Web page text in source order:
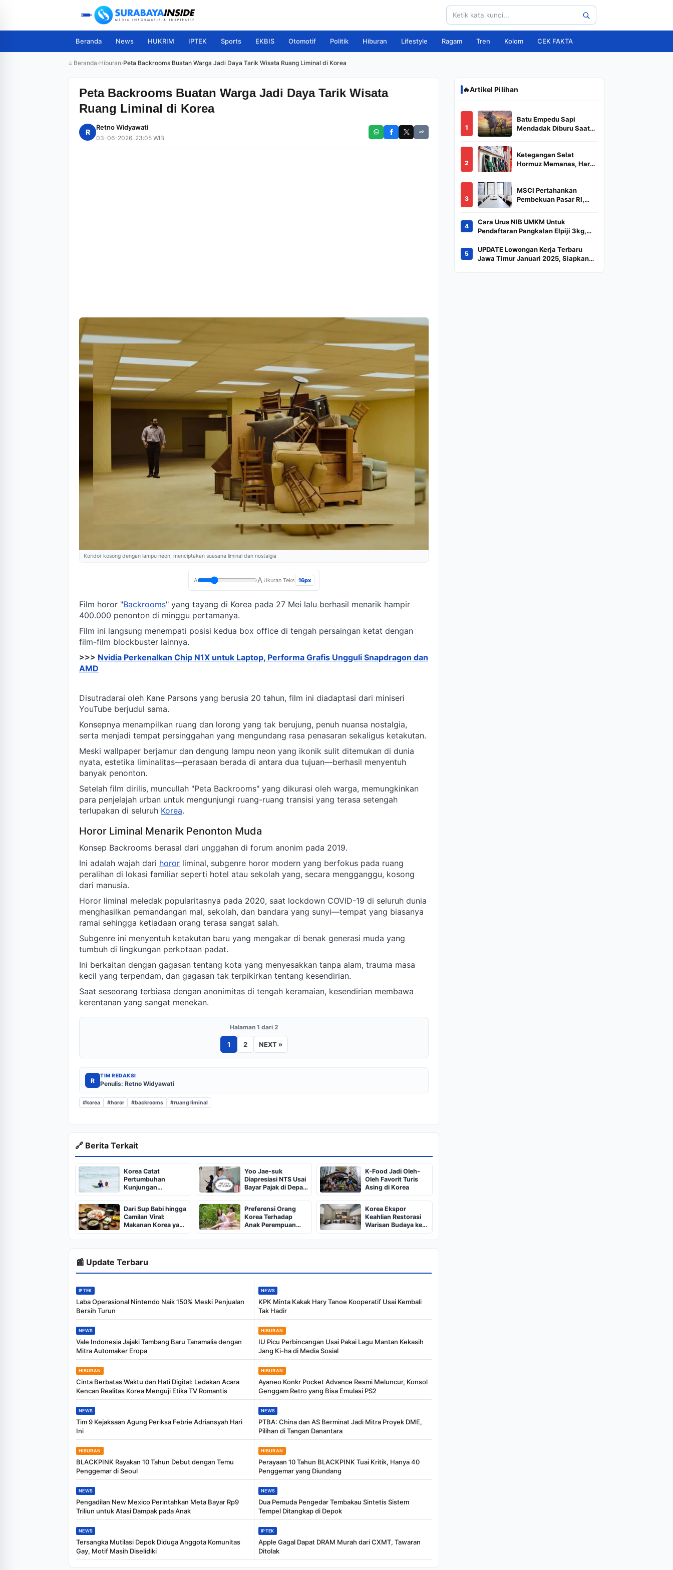
Beranda News HUKRIM IPTEK Sports EKBIS Otomotif Politik Hiburan Lifestyle Ragam Tren Kolom CEK FAKTA
⌂ Beranda›Hiburan›Peta Backrooms Buatan Warga Jadi Daya Tarik Wisata Ruang Liminal di Korea
Peta Backrooms Buatan Warga Jadi Daya Tarik Wisata
Ruang Liminal di Korea
R
Retno Widyawati
03-06-2026, 23:05 WIB
Koridor kosong dengan lampu neon, menciptakan suasana liminal dan nostalgia
A A Ukuran Teks 16px
Film horor "Backrooms" yang tayang di Korea pada 27 Mei lalu berhasil menarik hampir
400.000 penonton di minggu pertamanya.
Film ini langsung menempati posisi kedua box office di tengah persaingan ketat dengan
film-film blockbuster lainnya.
>>> Nvidia Perkenalkan Chip N1X untuk Laptop, Performa Grafis Ungguli Snapdragon dan
AMD
Disutradarai oleh Kane Parsons yang berusia 20 tahun, film ini diadaptasi dari miniseri
YouTube berjudul sama.
Konsepnya menampilkan ruang dan lorong yang tak berujung, penuh nuansa nostalgia,
serta menjadi tempat persinggahan yang mengundang rasa penasaran sekaligus ketakutan.
Meski wallpaper berjamur dan dengung lampu neon yang ikonik sulit ditemukan di dunia
nyata, estetika liminalitas—perasaan berada di antara dua tujuan—berhasil menyentuh
banyak penonton.
Setelah film dirilis, muncullah "Peta Backrooms" yang dikurasi oleh warga, memungkinkan
para penjelajah urban untuk mengunjungi ruang-ruang transisi yang terasa setengah
terlupakan di seluruh Korea.
Horor Liminal Menarik Penonton Muda
Konsep Backrooms berasal dari unggahan di forum anonim pada 2019.
Ini adalah wajah dari horor liminal, subgenre horor modern yang berfokus pada ruang
peralihan di lokasi familiar seperti hotel atau sekolah yang, secara mengganggu, kosong
dari manusia.
Horor liminal meledak popularitasnya pada 2020, saat lockdown COVID-19 di seluruh dunia
menghasilkan pemandangan mal, sekolah, dan bandara yang sunyi—tempat yang biasanya
ramai sehingga ketiadaan orang terasa sangat salah.
Subgenre ini menyentuh ketakutan baru yang mengakar di benak generasi muda yang
tumbuh di lingkungan perkotaan padat.
Ini berkaitan dengan gagasan tentang kota yang menyesakkan tanpa alam, trauma masa
kecil yang terpendam, dan gagasan tak terpikirkan tentang kesendirian.
Saat seseorang terbiasa dengan anonimitas di tengah keramaian, kesendirian membawa
kerentanan yang sangat menekan.
Halaman 1 dari 2
1 2 NEXT »
R
TIM REDAKSI
Penulis: Retno Widyawati
#korea #horor #backrooms #ruang liminal
🔗 Berita Terkait
Korea Catat
Pertumbuhan
Kunjungan
Wisatawan dari
Amerika dan Eropa
Yoo Jae-suk
Diapresiasi NTS Usai
Bayar Pajak di Depan
Kamera
K-Food Jadi Oleh-
Oleh Favorit Turis
Asing di Korea
Dari Sup Babi hingga
Camilan Viral:
Makanan Korea yang
Wajib Dicoba
Preferensi Orang
Korea Terhadap
Anak Perempuan
Meningkat
Korea Ekspor
Keahlian Restorasi
Warisan Budaya ke
Seluruh Dunia
📰 Update Terbaru
IPTEK
Laba Operasional Nintendo Naik 150% Meski Penjualan
Bersih Turun
NEWS
KPK Minta Kakak Hary Tanoe Kooperatif Usai Kembali
Tak Hadir
NEWS
Vale Indonesia Jajaki Tambang Baru Tanamalia dengan
Mitra Automaker Eropa
HIBURAN
IU Picu Perbincangan Usai Pakai Lagu Mantan Kekasih
Jang Ki-ha di Media Sosial
HIBURAN
Cinta Berbatas Waktu dan Hati Digital: Ledakan Acara
Kencan Realitas Korea Menguji Etika TV Romantis
HIBURAN
Ayaneo Konkr Pocket Advance Resmi Meluncur, Konsol
Genggam Retro yang Bisa Emulasi PS2
NEWS
Tim 9 Kejaksaan Agung Periksa Febrie Adriansyah Hari
Ini
NEWS
PTBA: China dan AS Berminat Jadi Mitra Proyek DME,
Pilihan di Tangan Danantara
HIBURAN
BLACKPINK Rayakan 10 Tahun Debut dengan Temu
Penggemar di Seoul
HIBURAN
Perayaan 10 Tahun BLACKPINK Tuai Kritik, Hanya 40
Penggemar yang Diundang
NEWS
Pengadilan New Mexico Perintahkan Meta Bayar Rp9
Triliun untuk Atasi Dampak pada Anak
NEWS
Dua Pemuda Pengedar Tembakau Sintetis Sistem
Tempel Ditangkap di Depok
NEWS
Tersangka Mutilasi Depok Diduga Anggota Komunitas
Gay, Motif Masih Diselidiki
IPTEK
Apple Gagal Dapat DRAM Murah dari CXMT, Tawaran
Ditolak
🔥Artikel Pilihan
1
Batu Empedu Sapi
Mendadak Diburu Saat
Puluhan Juta
2
Ketegangan Selat
Hormuz Memanas, Harga
3
MSCI Pertahankan
Pembekuan Pasar RI,
Indeks
4
Cara Urus NIB UMKM Untuk
Pendaftaran Pangkalan Elpiji 3kg,
Kilogram
5
UPDATE Lowongan Kerja Terbaru
Jawa Timur Januari 2025, Siapkan